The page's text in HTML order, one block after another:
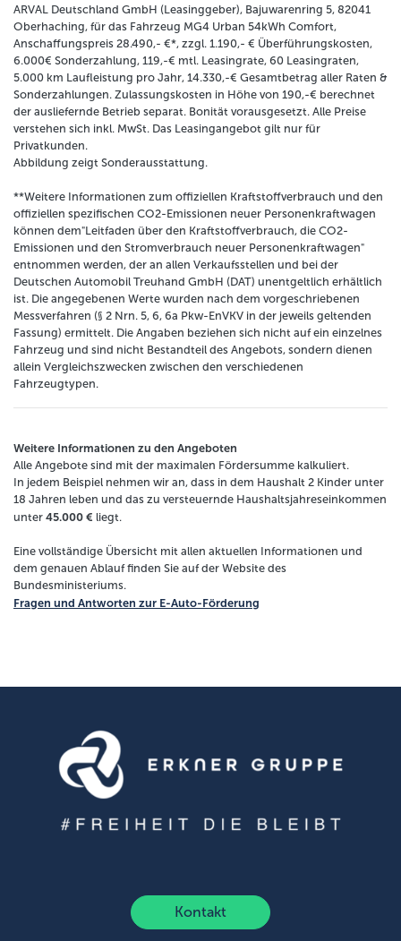
ARVAL Deutschland GmbH (Leasinggeber), Bajuwarenring 5, 82041
Oberhaching, für das Fahrzeug MG4 Urban 54kWh Comfort,
Anschaﬀungspreis 28.490,- €*, zzgl. 1.190,- € Überführungskosten,
6.000€ Sonderzahlung, 119,-€ mtl. Leasingrate, 60 Leasingraten,
5.000 km Laufleistung pro Jahr, 14.330,-€ Gesamtbetrag aller Raten &
Sonderzahlungen. Zulassungskosten in Höhe von 190,-€ berechnet
der ausliefernde Betrieb separat. Bonität vorausgesetzt. Alle Preise
verstehen sich inkl. MwSt. Das Leasingangebot gilt nur für
Privatkunden.
Abbildung zeigt Sonderausstattung.
**Weitere Informationen zum offiziellen Kraftstoffverbrauch und den
offiziellen spezifischen CO2-Emissionen neuer Personenkraftwagen
können dem"Leitfaden über den Kraftstoffverbrauch, die CO2-
Emissionen und den Stromverbrauch neuer Personenkraftwagen"
entnommen werden, der an allen Verkaufsstellen und bei der
Deutschen Automobil Treuhand GmbH (DAT) unentgeltlich erhältlich
ist. Die angegebenen Werte wurden nach dem vorgeschriebenen
Messverfahren (§ 2 Nrn. 5, 6, 6a Pkw-EnVKV in der jeweils geltenden
Fassung) ermittelt. Die Angaben beziehen sich nicht auf ein einzelnes
Fahrzeug und sind nicht Bestandteil des Angebots, sondern dienen
allein Vergleichszwecken zwischen den verschiedenen
Fahrzeugtypen.
Weitere Informationen zu den Angeboten
Alle Angebote sind mit der maximalen Fördersumme kalkuliert.
In jedem Beispiel nehmen wir an, dass in dem Haushalt 2 Kinder unter
18 Jahren leben und das zu versteuernde Haushaltsjahreseinkommen
unter 45.000 € liegt.
Eine vollständige Übersicht mit allen aktuellen Informationen und
dem genauen Ablauf finden Sie auf der Website des
Bundesministeriums.
Fragen und Antworten zur E-Auto-Förderung
Kontakt